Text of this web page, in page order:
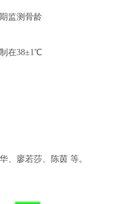
监测骨龄
在38±1℃
、廖若莎、陈茵 等。